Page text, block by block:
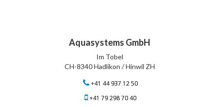
Aquasystems GmbH
Im Tobel
CH-8340 Hadlikon / Hinwil ZH
+41 44 937 12 50
+41 79 298 70 40